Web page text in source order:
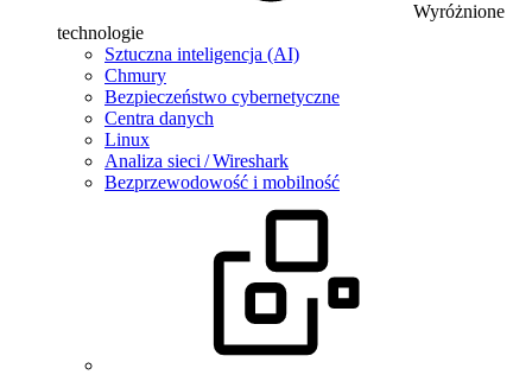
Wyróżnione
technologie
Sztuczna inteligencja (AI)
Chmury
Bezpieczeństwo cybernetyczne
Centra danych
Linux
Analiza sieci / Wireshark
Bezprzewodowość i mobilność